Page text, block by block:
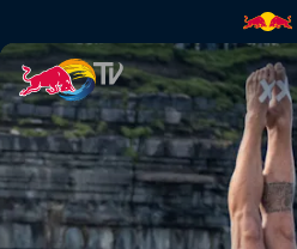
Najbolji